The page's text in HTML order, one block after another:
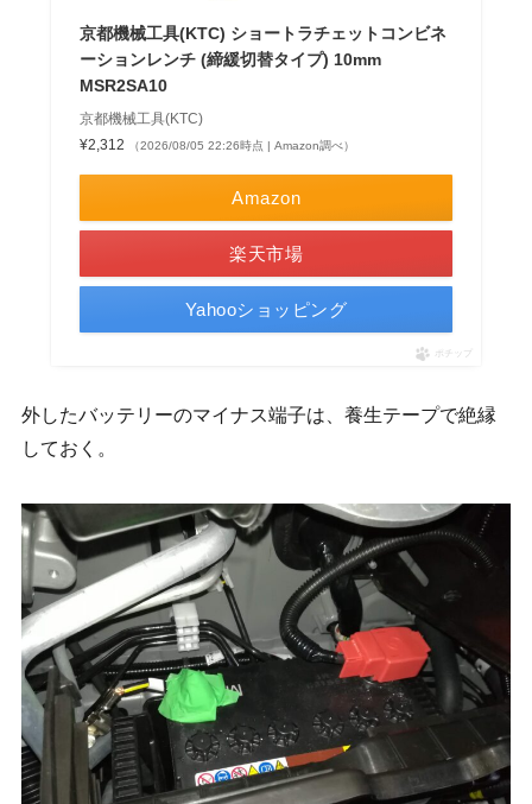
京都機械工具(KTC) ショートラチェットコンビネ
ーションレンチ (締緩切替タイプ) 10mm
MSR2SA10
京都機械工具(KTC)
¥2,312
（2026/08/05 22:26時点 | Amazon調べ）
Amazon
楽天市場
Yahooショッピング
ポチップ
外したバッテリーのマイナス端子は、養生テープで絶縁
しておく。